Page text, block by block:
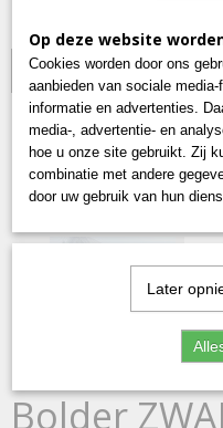
inclusief
Bolder
Op deze website
Cookies worden door ons
aanbieden van sociale
informatie en advertenties.
media-, advertentie- en
hoe u onze site gebruikt. Zij
combinatie met andere
door uw gebruik van hun
Later